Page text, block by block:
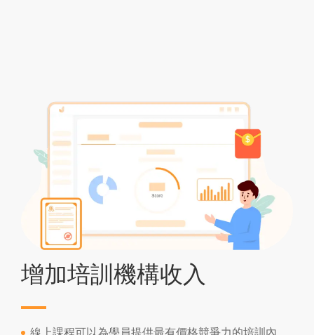
增加培訓機構收入
線上課程可以為學員提供最有價格競爭力的培訓內